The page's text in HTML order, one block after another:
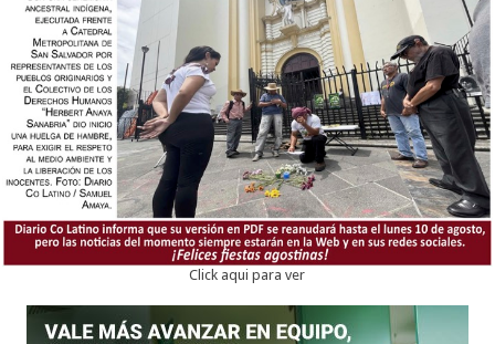
Click aqui para ver